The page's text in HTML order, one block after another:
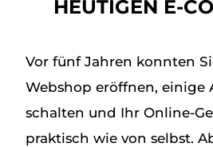
HEUTIGEN E-
Vor fünf Jahren konnten
Webshop eröffnen, einige
schalten und Ihr Online-
praktisch wie von selbst.